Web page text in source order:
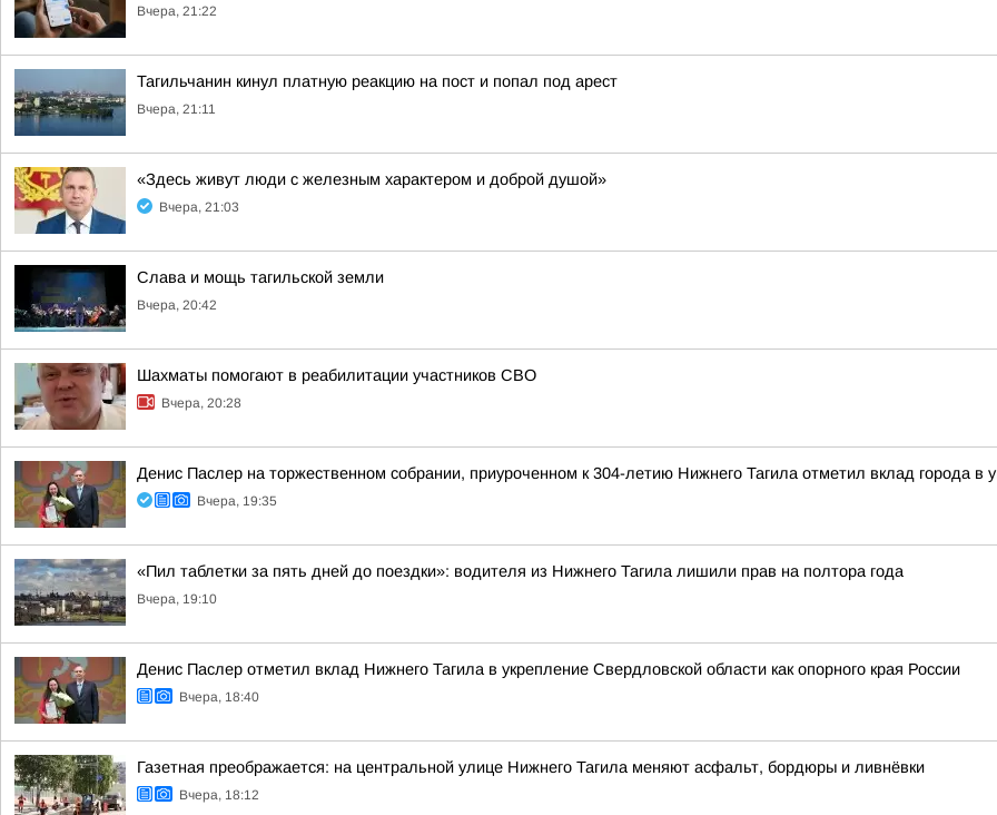
Вчера, 21:22
Тагильчанин кинул платную реакцию на пост и попал под арест
Вчера, 21:11
«Здесь живут люди с железным характером и доброй душой»
Вчера, 21:03
Слава и мощь тагильской земли
Вчера, 20:42
Шахматы помогают в реабилитации участников СВО
Вчера, 20:28
Денис Паслер на торжественном собрании, приуроченном к 304-летию Нижнего Тагила отметил вклад города в
Вчера, 19:35
«Пил таблетки за пять дней до поездки»: водителя из Нижнего Тагила лишили прав на полтора года
Вчера, 19:10
Денис Паслер отметил вклад Нижнего Тагила в укрепление Свердловской области как опорного края России
Вчера, 18:40
Газетная преображается: на центральной улице Нижнего Тагила меняют асфальт, бордюры и ливнёвки
Вчера, 18:12